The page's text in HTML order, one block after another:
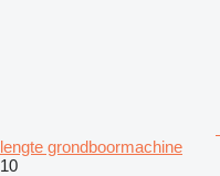
lengte grondboormachine
10